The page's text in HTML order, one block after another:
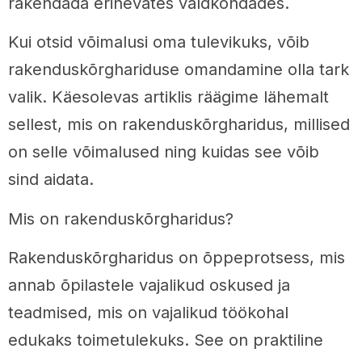
Kui otsid võimalusi oma tulevikuks, võib
rakenduskõrghariduse omandamine olla tark
valik. Käesolevas artiklis räägime lähemalt
sellest, mis on rakenduskõrgharidus, millised
on selle võimalused ning kuidas see võib
sind aidata.
Mis on rakenduskõrgharidus?
Rakenduskõrgharidus on õppeprotsess, mis
annab õpilastele vajalikud oskused ja
teadmised, mis on vajalikud töökohal
edukaks toimetulekuks. See on praktiline